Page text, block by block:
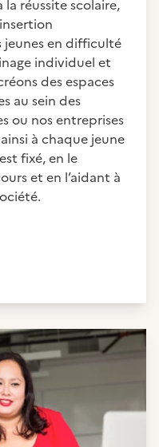
réussite scolaire,
jeunes en difficulté
individuel et
des espaces
au sein des
ou nos entreprises
à chaque jeune
fixé, en le
et en l’aidant à